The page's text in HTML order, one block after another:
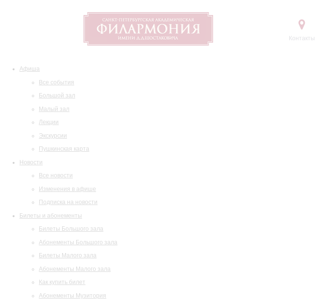
Контакты
Афиша
Все события
Большой зал
Малый зал
Лекции
Экскурсии
Пушкинская карта
Новости
Все новости
Изменения в афише
Подписка на новости
Билеты и абонементы
Билеты Большого зала
Абонементы Большого зала
Билеты Малого зала
Абонементы Малого зала
Как купить билет
Абонементы Музитория